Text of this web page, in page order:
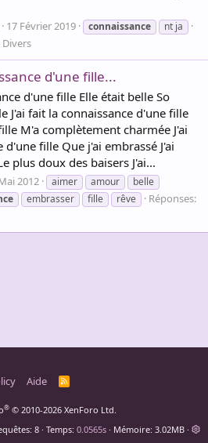
17 Février 2019 connaissance nt ja
Divers
d'une fille...
d'une fille Elle était belle So
J'ai fait la connaissance d'une fille
M'a complètement charmée J'ai
d'une fille Que j'ai embrassé J'ai
plus doux des baisers J'ai...
2012 aimer amour
belle
embrasser fille rêve
Réponses:
Aide
R
® © 2010-2026 XenForo Ltd.
8 Temps 0.0565s Mémoire 3.02MB